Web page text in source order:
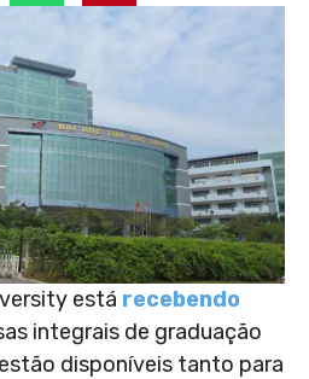
está recebendo
integrais de graduação
disponíveis tanto para